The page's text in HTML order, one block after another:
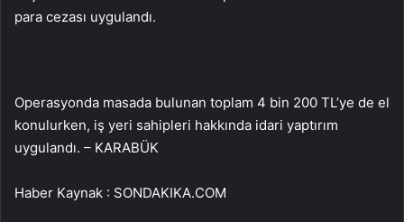
para cezası uygulandı.
Operasyonda masada bulunan toplam 4 bin 200 TL’ye de el
konulurken, iş yeri sahipleri hakkında idari yaptırım
uygulandı. – KARABÜK
Haber Kaynak : SONDAKIKA.COM